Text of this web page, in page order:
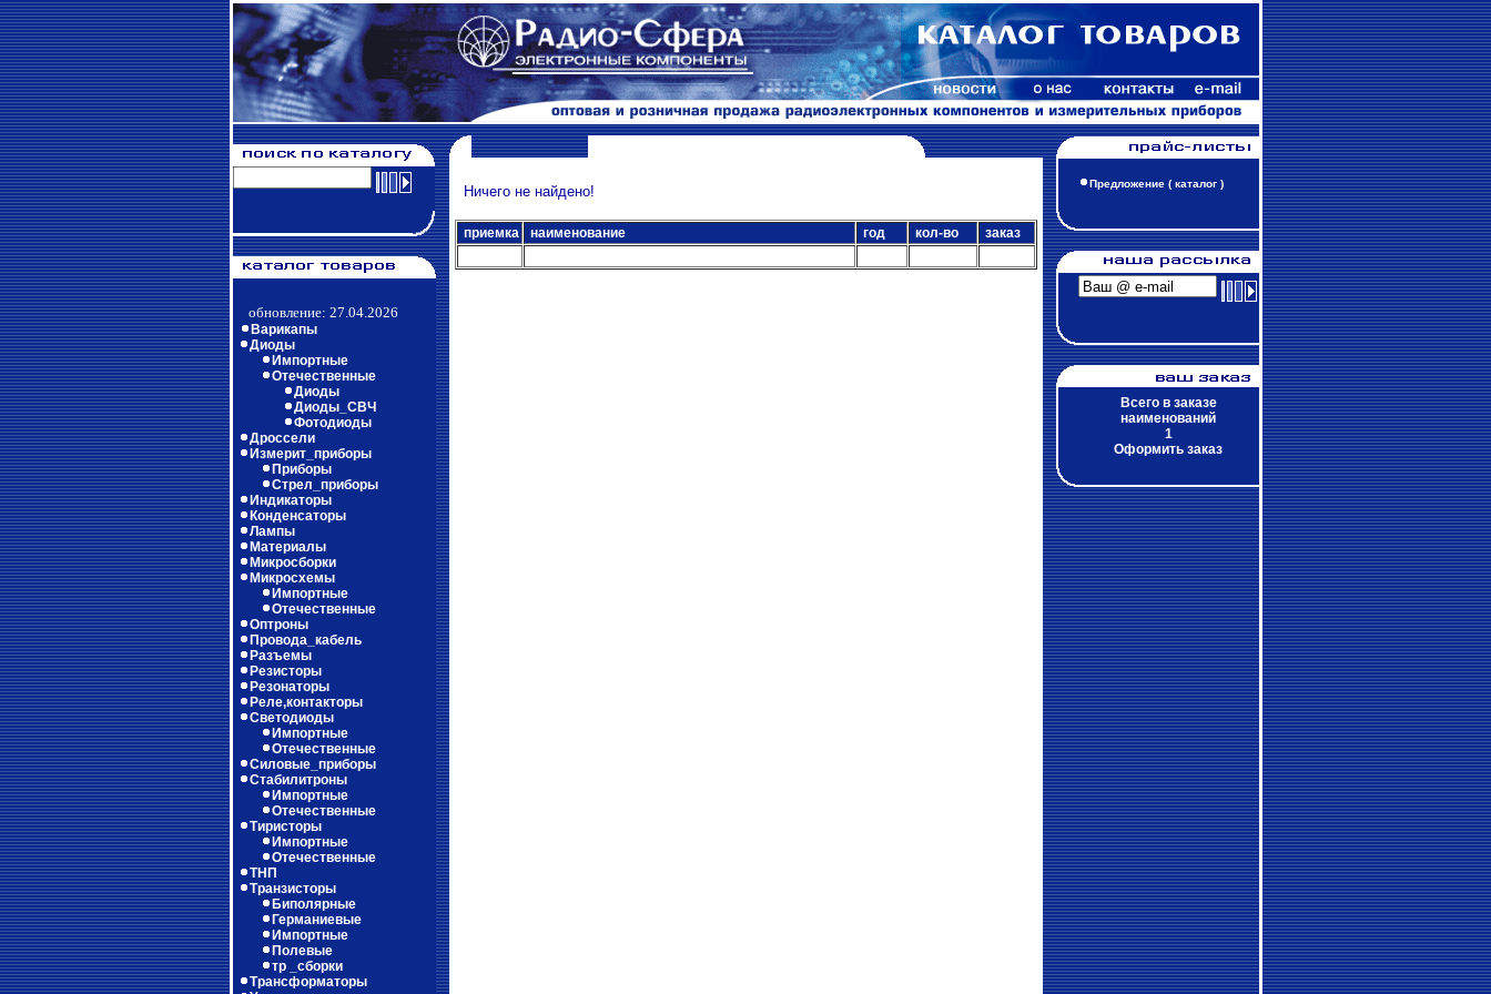
обновление: 27.04.2026
Варикапы
Диоды
Импортные
Отечественные
Диоды
Диоды_СВЧ
Фотодиоды
Дроссели
Измерит_приборы
Приборы
Стрел_приборы
Индикаторы
Конденсаторы
Лампы
Материалы
Микросборки
Микросхемы
Импортные
Отечественные
Оптроны
Провода_кабель
Разъемы
Резисторы
Резонаторы
Реле,контакторы
Светодиоды
Импортные
Отечественные
Силовые_приборы
Стабилитроны
Импортные
Отечественные
Тиристоры
Импортные
Отечественные
ТНП
Транзисторы
Биполярные
Германиевые
Импортные
Полевые
тр _сборки
Трансформаторы
Предложение ( каталог )
Всего в заказе
наименований
1
Оформить заказ
Ничего не найдено!
приемка наименование год кол-во заказ